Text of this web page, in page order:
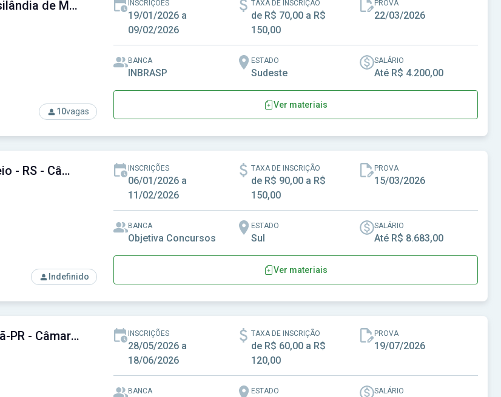
10vagas
Câmara de Brasilândia de Minas-MG - Câmara Municipal de Brasilândia de Minas-MG INSCRIÇÕES
19/01/2026 a
09/02/2026
TAXA DE INSCRIÇÃO
de R$ 70,00 a R$
150,00
PROVA
22/03/2026
BANCA
INBRASP
ESTADO
Sudeste
SALÁRIO
Até R$ 4.200,00
Ver materiais
Indefinido
Câmara de Esteio - RS - Câmara Municipal de Esteio - RS INSCRIÇÕES
06/01/2026 a
11/02/2026
TAXA DE INSCRIÇÃO
de R$ 90,00 a R$
150,00
PROVA
15/03/2026
BANCA
Objetiva Concursos
ESTADO
Sul
SALÁRIO
Até R$ 8.683,00
Ver materiais
Câmara de Iporã-PR - Câmara Municipal de Iporã-PR INSCRIÇÕES
28/05/2026 a
18/06/2026
TAXA DE INSCRIÇÃO
de R$ 60,00 a R$
120,00
PROVA
19/07/2026
BANCA ESTADO SALÁRIO